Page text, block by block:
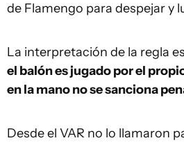
de Flamengo para despejar y
La interpretación de la regla
el balón es jugado por el
en la mano no se sanciona
Desde el VAR no lo llamaron